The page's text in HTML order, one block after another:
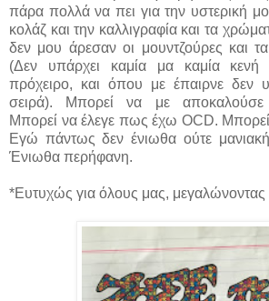
πάρα πολλά να πει για την υστερική
κολάζ και την καλλιγραφία και τα
δεν μου άρεσαν οι μουντζούρες και
(Δεν υπάρχει καμία μα καμία
πρόχειρο, και όπου με έπαιρνε δεν
σειρά). Μπορεί να με αποκαλούσε
Μπορεί να έλεγε πως έχω OCD. Μπορεί
Εγώ πάντως δεν ένιωθα ούτε μανιακή
Ένιωθα περήφανη.
*Ευτυχώς για όλους μας,